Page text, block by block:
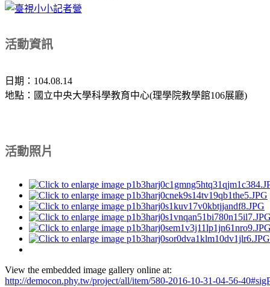
活動資訊
日期：104.08.14
地點：國立中央大學科學教育中心(理學院教學館106展廳)
活動照片
View the embedded image gallery online at:
http://democon.phy.tw/project/all/item/580-2016-10-31-04-56-